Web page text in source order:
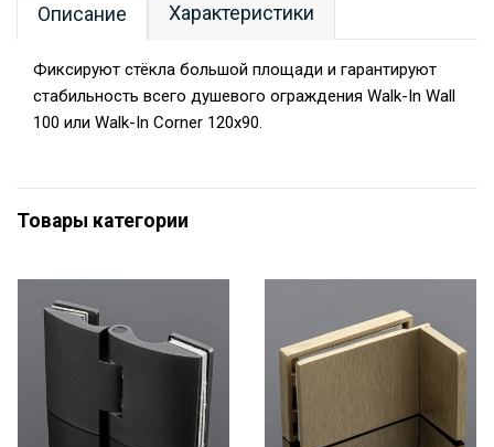
Описание Характеристики
Фиксируют стёкла большой площади и гарантируют
стабильность всего душевого ограждения Walk-In Wall
100 или Walk-In Corner 120x90.
Товары категории